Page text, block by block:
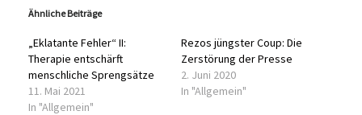
Ähnliche Beiträge
„Eklatante Fehler“ II:
Therapie entschärft
menschliche Sprengsätze
11. Mai 2021
In "Allgemein"
Rezos jüngster Coup: Die
Zerstörung der Presse
2. Juni 2020
In "Allgemein"